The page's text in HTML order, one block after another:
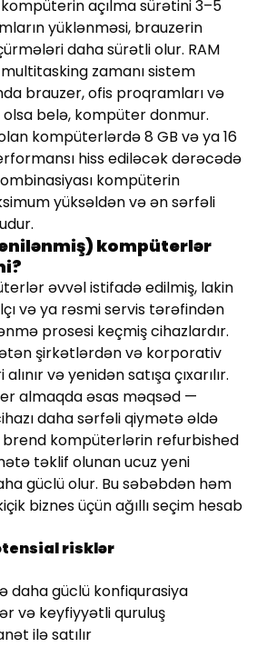
açılma sürətini 3–5
yüklənməsi, brauzerin
daha sürətli olur. RAM
zamanı sistem
brauzer, ofis proqramları və
belə, kompüter donmur.
kompüterlərdə 8 GB və ya 16
hiss ediləcək dərəcədə
kompüterin
yüksəldən və ən sərfəli
kompüterlər
əvvəl istifadə edilmiş, lakin
və ya rəsmi servis tərəfindən
prosesi keçmiş cihazlardır.
şirkətlərdən və korporativ
və yenidən satışa çıxarılır.
almaqda əsas məqsəd —
daha sərfəli qiymətə əldə
kompüterlərin refurbished
təklif olunan ucuz yeni
güclü olur. Bu səbəbdən həm
biznes üçün ağıllı seçim hesab
risklər
daha güclü konfiqurasiya
və keyfiyyətli quruluş
ilə satılır